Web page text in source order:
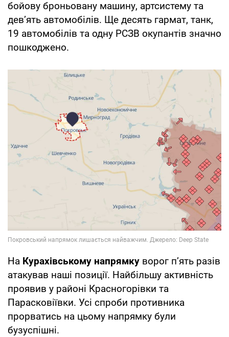
бойову броньовану машину, артсистему та
дев’ять автомобілів. Ще десять гармат, танк,
19 автомобілів та одну РСЗВ окупантів значно
пошкоджено.
На Курахівському напрямку ворог п’ять разів
атакував наші позиції. Найбільшу активність
проявив у районі Красногорівки та
Парасковіївки. Усі спроби противника
прорватись на цьому напрямку були
бузуспішні.